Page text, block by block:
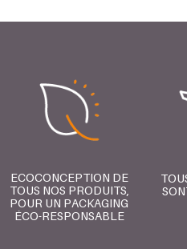
ECOCONCEPTION DE
TOUS NOS PRODUITS,
POUR UN PACKAGING
ÉCO-RESPONSABLE